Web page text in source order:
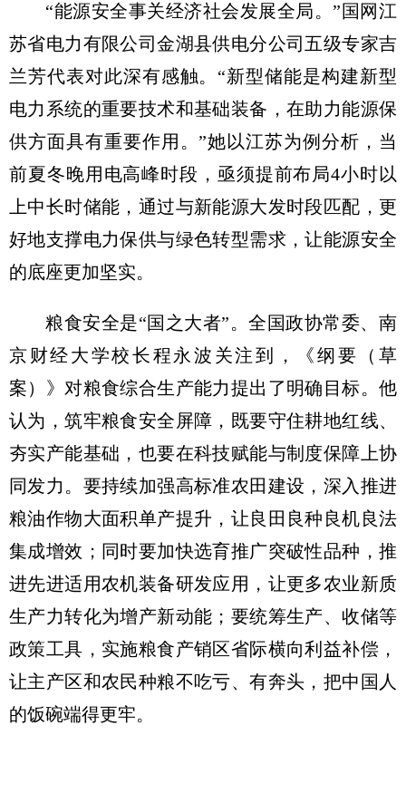
“能源安全事关经济社会发展全局。”国网江
苏省电力有限公司金湖县供电分公司五级专家吉
兰芳代表对此深有感触。“新型储能是构建新型
电力系统的重要技术和基础装备，在助力能源保
供方面具有重要作用。”她以江苏为例分析，当
前夏冬晚用电高峰时段，亟须提前布局4小时以
上中长时储能，通过与新能源大发时段匹配，更
好地支撑电力保供与绿色转型需求，让能源安全
的底座更加坚实。
粮食安全是“国之大者”。全国政协常委、南
京财经大学校长程永波关注到，《纲要（草
案）》对粮食综合生产能力提出了明确目标。他
认为，筑牢粮食安全屏障，既要守住耕地红线、
夯实产能基础，也要在科技赋能与制度保障上协
同发力。要持续加强高标准农田建设，深入推进
粮油作物大面积单产提升，让良田良种良机良法
集成增效；同时要加快选育推广突破性品种，推
进先进适用农机装备研发应用，让更多农业新质
生产力转化为增产新动能；要统筹生产、收储等
政策工具，实施粮食产销区省际横向利益补偿，
让主产区和农民种粮不吃亏、有奔头，把中国人
的饭碗端得更牢。